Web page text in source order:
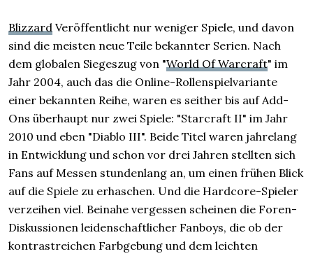
Blizzard Veröffentlicht nur weniger Spiele, und davon
sind die meisten neue Teile bekannter Serien. Nach
dem globalen Siegeszug von "World Of Warcraft" im
Jahr 2004, auch das die Online-Rollenspielvariante
einer bekannten Reihe, waren es seither bis auf Add-
Ons überhaupt nur zwei Spiele: "Starcraft II" im Jahr
2010 und eben "Diablo III". Beide Titel waren jahrelang
in Entwicklung und schon vor drei Jahren stellten sich
Fans auf Messen stundenlang an, um einen frühen Blick
auf die Spiele zu erhaschen. Und die Hardcore-Spieler
verzeihen viel. Beinahe vergessen scheinen die Foren-
Diskussionen leidenschaftlicher Fanboys, die ob der
kontrastreichen Farbgebung und dem leichten